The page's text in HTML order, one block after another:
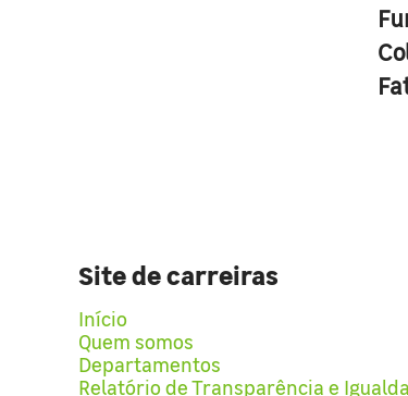
Site de carreiras
Início
Quem somos
Departamentos
Relatório de Transparência e